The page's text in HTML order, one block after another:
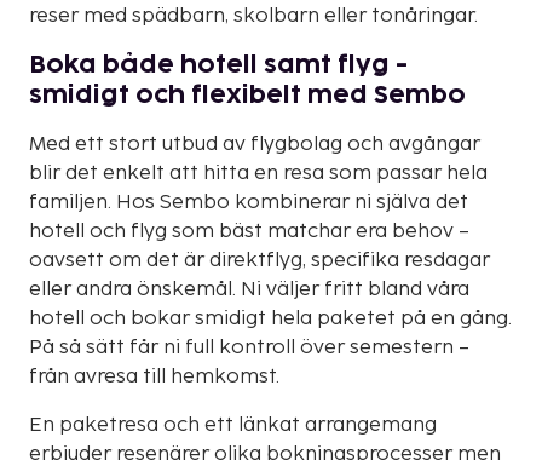
reser med spädbarn, skolbarn eller tonåringar.
Boka både hotell samt flyg -
smidigt och flexibelt med Sembo
Med ett stort utbud av flygbolag och avgångar
blir det enkelt att hitta en resa som passar hela
familjen. Hos Sembo kombinerar ni själva det
hotell och flyg som bäst matchar era behov –
oavsett om det är direktflyg, specifika resdagar
eller andra önskemål. Ni väljer fritt bland våra
hotell och bokar smidigt hela paketet på en gång.
På så sätt får ni full kontroll över semestern –
från avresa till hemkomst.
En paketresa och ett länkat arrangemang
erbjuder resenärer olika bokningsprocesser men